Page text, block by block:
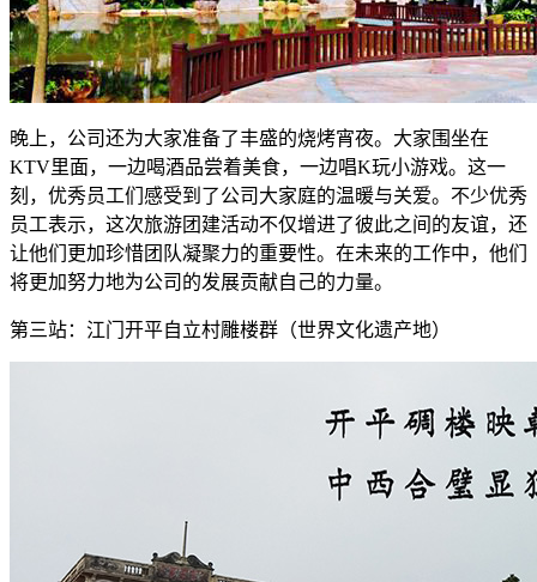
晚上，公司还为大家准备了丰盛的烧烤宵夜。大家围坐在
KTV里面，一边喝酒品尝着美食，一边唱K玩小游戏。这一
刻，优秀员工们感受到了公司大家庭的温暖与关爱。不少优秀
员工表示，这次旅游团建活动不仅增进了彼此之间的友谊，还
让他们更加珍惜团队凝聚力的重要性。在未来的工作中，他们
将更加努力地为公司的发展贡献自己的力量。
第三站：江门开平自立村雕楼群（世界文化遗产地）